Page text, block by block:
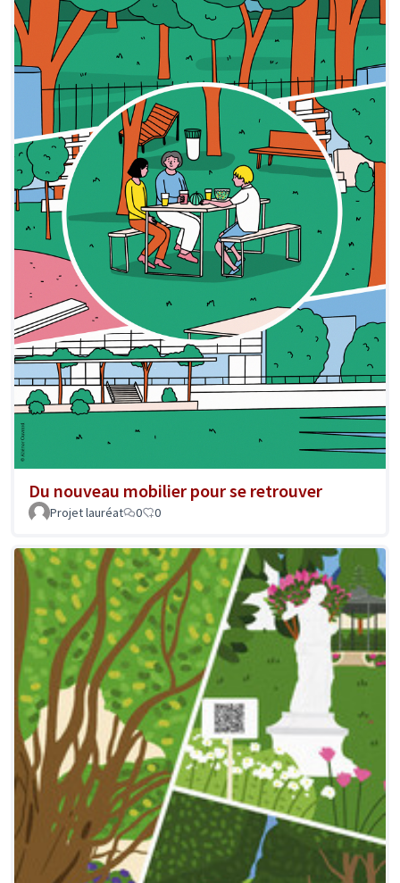
Du nouveau mobilier pour se retrouver
Projet lauréat 0 0